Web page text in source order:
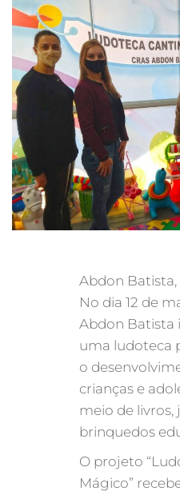
Abdon Batista,
No dia 12 de
Abdon Batista
uma ludoteca
o
crianças e
meio de livros,
brinquedos
O projeto
Mágico”